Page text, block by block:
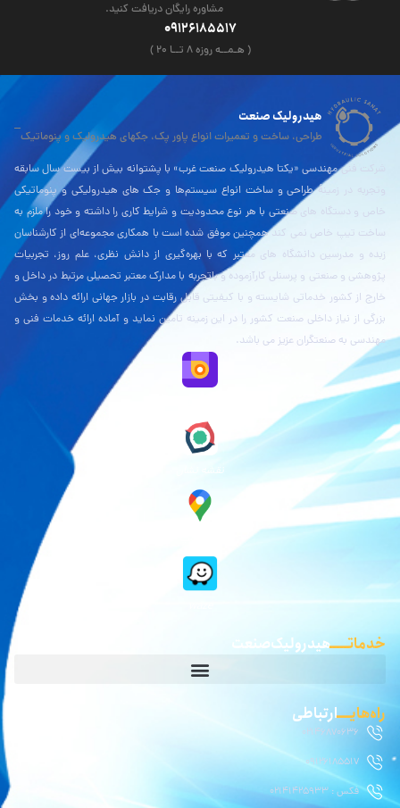
مشاوره رایگان دریافت کنید.
09126185517
( هـمــه روزه ۸ تــا ۲۰ )
هیدرولیک صنعت
طراحی، ساخت و تعمیرات انواع پاور پک، جکهای هیدرولیک و پنوماتیک
شرکت فنی مهندسی «یکتا هیدرولیک صنعت غرب» با پشتوانه بیش از بیست سال سابقه
وتجربه در زمینۀ طراحی و ساخت انواع سیستم‌ها و جک های هیدرولیکی و پنوماتیکی
خاص و دستگاه های صنعتی با هر نوع محدودیت و شرایط کاری را داشته و خود را ملزم به
ساخت تیپ خاص نمی کند همچنین موفق شده است با همکاری مجموعه‌ای از کارشناسان
زبده و مدرسین دانشگاه های معتبر که با بهره‌گیری از دانش نظری، علم روز، تجربیات
پژوهشی و صنعتی و پرسنلی کارآزموده و باتجربه با مدارک معتبر تحصیلی مرتبط در داخل و
خارج از کشور خدماتی شایسته و با کیفیتی قابل رقابت در بازار جهانی ارائه داده و بخش
بزرگی از نیاز داخلی صنعت کشور را در این زمینه تامین نماید و آماده ارائه خدمات فنی و
مهندسی به صنعتگران عزیز می باشد.
نقشه نشان
خدماتـــــهیدرولیک صنعت
راه‌هایــــارتباطی
02146870636
09126185517
فکس : 02141425933